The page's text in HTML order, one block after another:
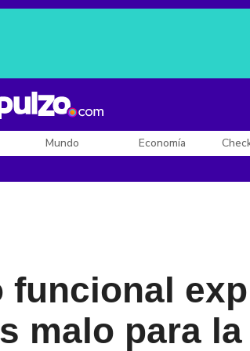
Mundo Economía
funcional
malo para